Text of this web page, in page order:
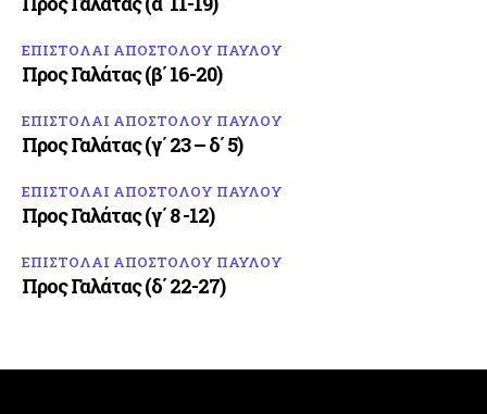
ΕΠΙΣΤΟΛΑΙ ΑΠΟΣΤΟΛΟΥ ΠΑΥΛΟΥ
Προς Γαλάτας (β΄ 16-20)
ΕΠΙΣΤΟΛΑΙ ΑΠΟΣΤΟΛΟΥ ΠΑΥΛΟΥ
Προς Γαλάτας (γ΄ 23 – δ΄ 5)
ΕΠΙΣΤΟΛΑΙ ΑΠΟΣΤΟΛΟΥ ΠΑΥΛΟΥ
Προς Γαλάτας (γ΄ 8 -12)
ΕΠΙΣΤΟΛΑΙ ΑΠΟΣΤΟΛΟΥ ΠΑΥΛΟΥ
Προς Γαλάτας (δ΄ 22-27)